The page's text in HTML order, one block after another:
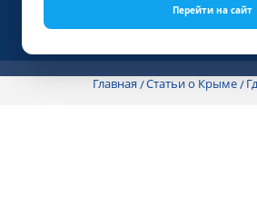
Перейти на сайт
Главная Статьи о Крыме